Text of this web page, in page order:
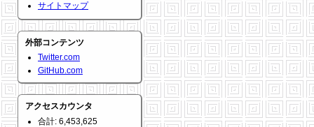
サイトマップ
外部コンテンツ
Twitter.com
GitHub.com
アクセスカウンタ
合計: 6,453,625